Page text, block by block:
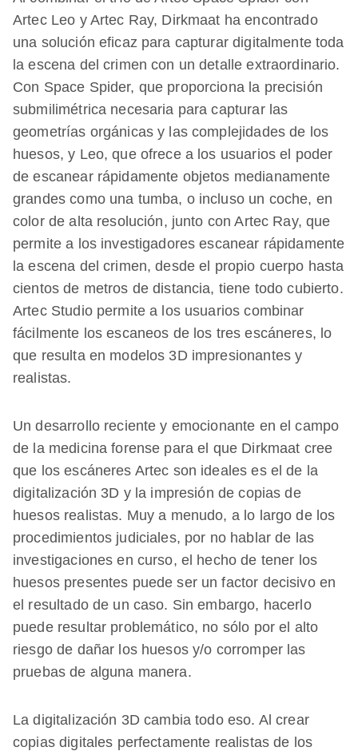
Artec Leo y Artec Ray, Dirkmaat ha encontrado
una solución eficaz para capturar digitalmente toda
la escena del crimen con un detalle extraordinario.
Con Space Spider, que proporciona la precisión
submilimétrica necesaria para capturar las
geometrías orgánicas y las complejidades de los
huesos, y Leo, que ofrece a los usuarios el poder
de escanear rápidamente objetos medianamente
grandes como una tumba, o incluso un coche, en
color de alta resolución, junto con Artec Ray, que
permite a los investigadores escanear rápidamente
la escena del crimen, desde el propio cuerpo hasta
cientos de metros de distancia, tiene todo cubierto.
Artec Studio permite a los usuarios combinar
fácilmente los escaneos de los tres escáneres, lo
que resulta en modelos 3D impresionantes y
realistas.
Un desarrollo reciente y emocionante en el campo
de la medicina forense para el que Dirkmaat cree
que los escáneres Artec son ideales es el de la
digitalización 3D y la impresión de copias de
huesos realistas. Muy a menudo, a lo largo de los
procedimientos judiciales, por no hablar de las
investigaciones en curso, el hecho de tener los
huesos presentes puede ser un factor decisivo en
el resultado de un caso. Sin embargo, hacerlo
puede resultar problemático, no sólo por el alto
riesgo de dañar los huesos y/o corromper las
pruebas de alguna manera.
La digitalización 3D cambia todo eso. Al crear
copias digitales perfectamente realistas de los